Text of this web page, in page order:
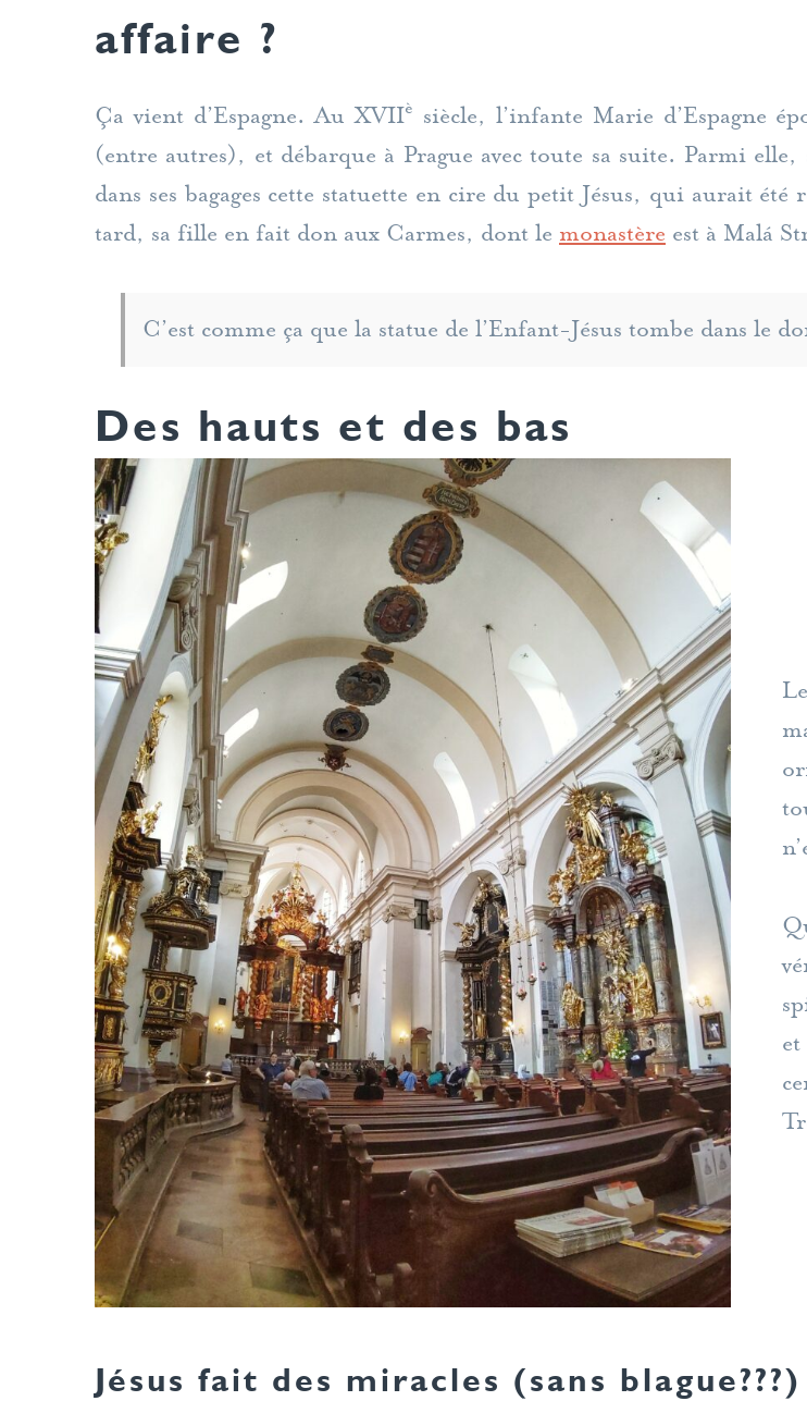
affaire ?
Ça vient d’Espagne. Au XVIIè siècle, l’infante Marie d’Espagne
(entre autres), et débarque à Prague avec toute sa suite. Parmi
dans ses bagages cette statuette en cire du petit Jésus, qui aurait
tard, sa fille en fait don aux Carmes, dont le monastère est à Malá
C’est comme ça que la statue de l’Enfant-Jésus tombe dans le
Des hauts et des bas
Jésus fait des miracles (sans blague???)